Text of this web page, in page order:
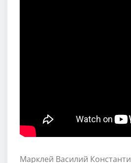
Марклей Василий